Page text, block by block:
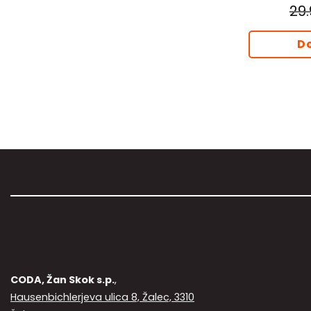
CODA, Žan Skok s.p.,
Hausenbichlerjeva ulica 8, Žalec, 3310